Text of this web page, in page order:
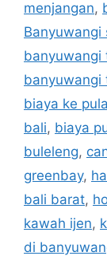
menjangan,
Banyuwangi
banyuwangi
banyuwangi
biaya ke
bali, biaya
buleleng,
greenbay,
bali barat,
kawah ijen,
di